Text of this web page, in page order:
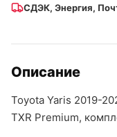
СДЭК, Энергия,
Описание
Toyota Yaris 2019-
TXR Premium,